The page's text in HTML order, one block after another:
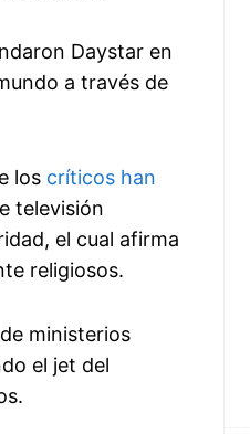
Daystar en
a través de
los críticos han
televisión
el cual afirma
religiosos.
ministerios
el jet del